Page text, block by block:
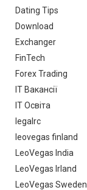
Dating Tips
Download
Exchanger
FinTech
Forex Trading
IT Вакансії
IT Освіта
legalrc
leovegas finland
LeoVegas India
LeoVegas Irland
LeoVegas Sweden